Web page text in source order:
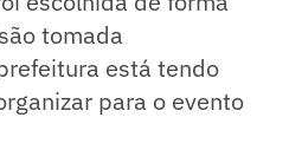
tomada
está tendo
para o evento